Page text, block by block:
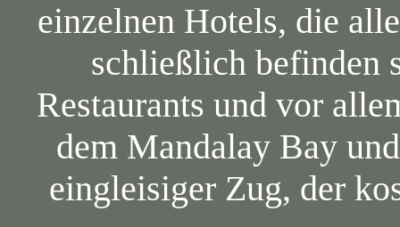
einzelnen Hotels, die
schließlich befinden
Restaurants und vor
dem Mandalay Bay
eingleisiger Zug, der